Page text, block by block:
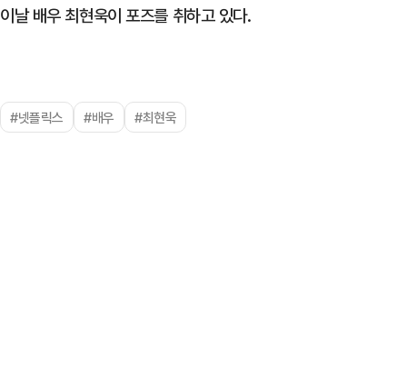
이날 배우 최현욱이 포즈를 취하고 있다.
#넷플릭스 #배우 #최현욱